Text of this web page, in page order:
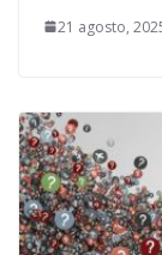
21 agosto,